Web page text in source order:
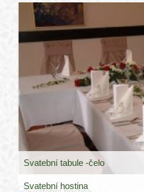
Svatební tabule -čelo
Svatební hostina